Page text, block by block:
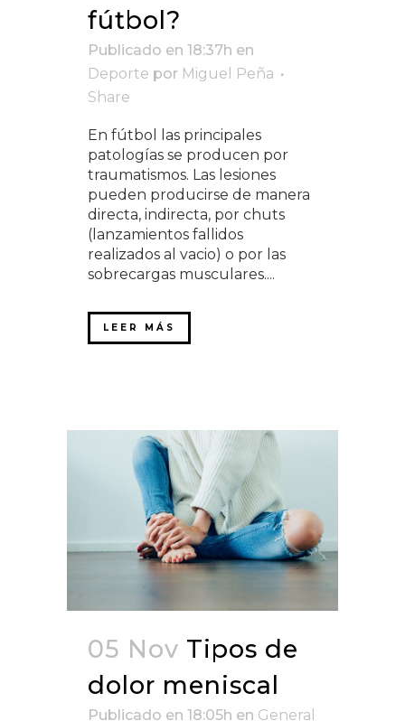
fútbol?
Publicado en 18:37h en
Deporte por Miguel Peña
Share
En fútbol las principales
patologías se producen por
traumatismos. Las lesiones
pueden producirse de manera
directa, indirecta, por chuts
(lanzamientos fallidos
realizados al vacio) o por las
sobrecargas musculares....
LEER MÁS
05 Nov Tipos de
dolor meniscal
Publicado en 18:05h en General